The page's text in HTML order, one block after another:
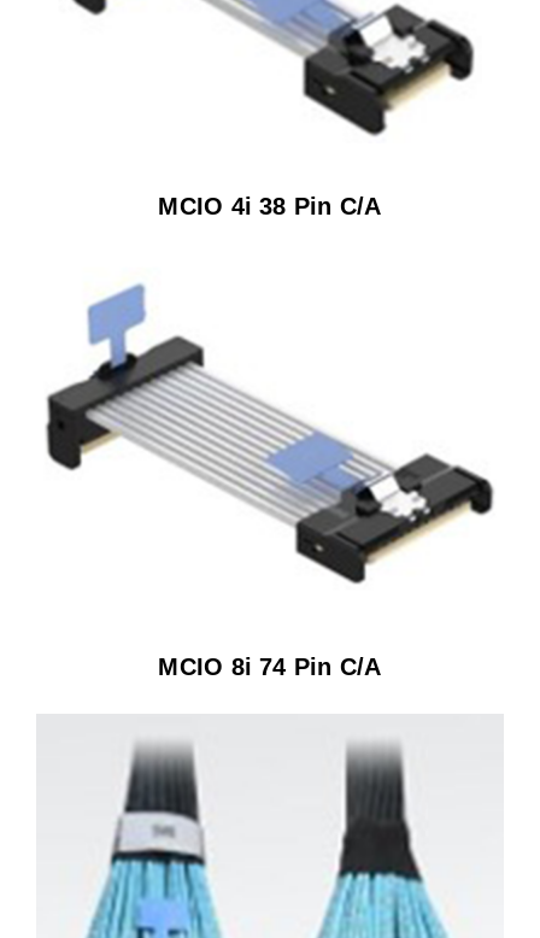
MCIO 4i 38 Pin C/A
MCIO 8i 74 Pin C/A